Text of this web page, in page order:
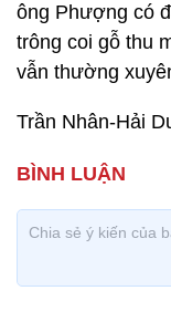
ông Phượng có
trông coi gỗ thu
vẫn thường
Trần Nhân-Hải